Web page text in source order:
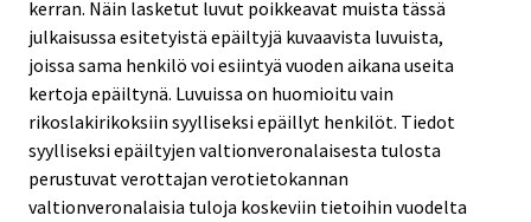
kerran. Näin lasketut luvut poikkeavat muista tässä
julkaisussa esitetyistä epäiltyjä kuvaavista luvuista,
joissa sama henkilö voi esiintyä vuoden aikana useita
kertoja epäiltynä. Luvuissa on huomioitu vain
rikoslakirikoksiin syylliseksi epäillyt henkilöt. Tiedot
syylliseksi epäiltyjen valtionveronalaisesta tulosta
perustuvat verottajan verotietokannan
valtionveronalaisia tuloja koskeviin tietoihin vuodelta